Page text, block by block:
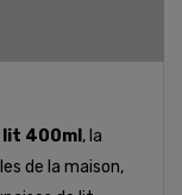
lit 400ml , la
de la maison,